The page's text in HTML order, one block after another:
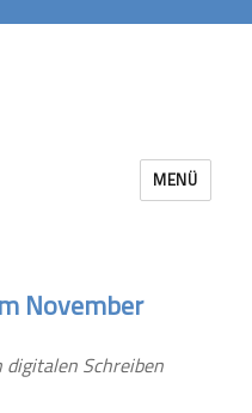
MENÜ
November
digitalen Schreiben